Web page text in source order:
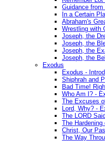
Guidance
In a Certain
Abraham's
Wrestling with
Joseph, the
Joseph, the
Joseph, the
Joseph, the
Exodus
Exodus -
Shiphrah and
Bad Time!
Who Am I? -
The Excuses
Lord, Why? -
The LORD
The
Christ, Our
The Way